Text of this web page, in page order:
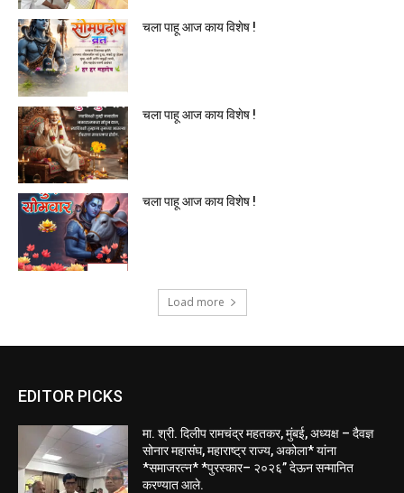
चला पाहू आज काय विशेष !
चला पाहू आज काय विशेष !
चला पाहू आज काय विशेष !
Load more
EDITOR PICKS
मा. श्री. दिलीप रामचंद्र महतकर, मुंबई, अध्यक्ष – दैवज्ञ
सोनार महासंघ, महाराष्ट्र राज्य, अकोला* यांना
*समाजरत्न* *पुरस्कार– २०२६” देऊन सन्मानित
करण्यात आले.